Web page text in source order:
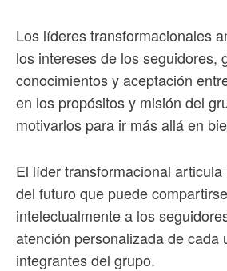
Los líderes transformacionales
los intereses de los seguidores,
conocimientos y aceptación
en los propósitos y misión del
motivarlos para ir más allá en
El líder transformacional
del futuro que puede
intelectualmente a los
atención personalizada de cada
integrantes del grupo.